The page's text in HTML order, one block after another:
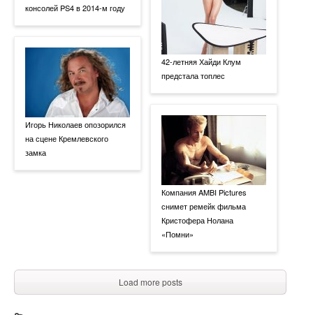
консолей PS4 в 2014-м году
Игорь Николаев опозорился
на сцене Кремлевского
замка
42-летняя Хайди Клум
предстала топлес
Компания AMBI Pictures
снимет ремейк фильма
Кристофера Нолана
«Помни»
Load more posts